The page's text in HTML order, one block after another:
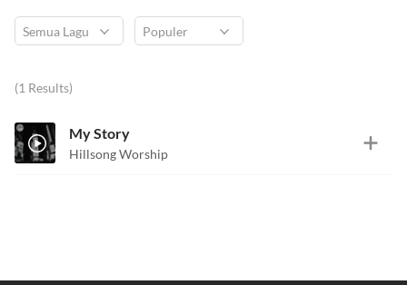
(1 Results)
My Story
Hillsong Worship